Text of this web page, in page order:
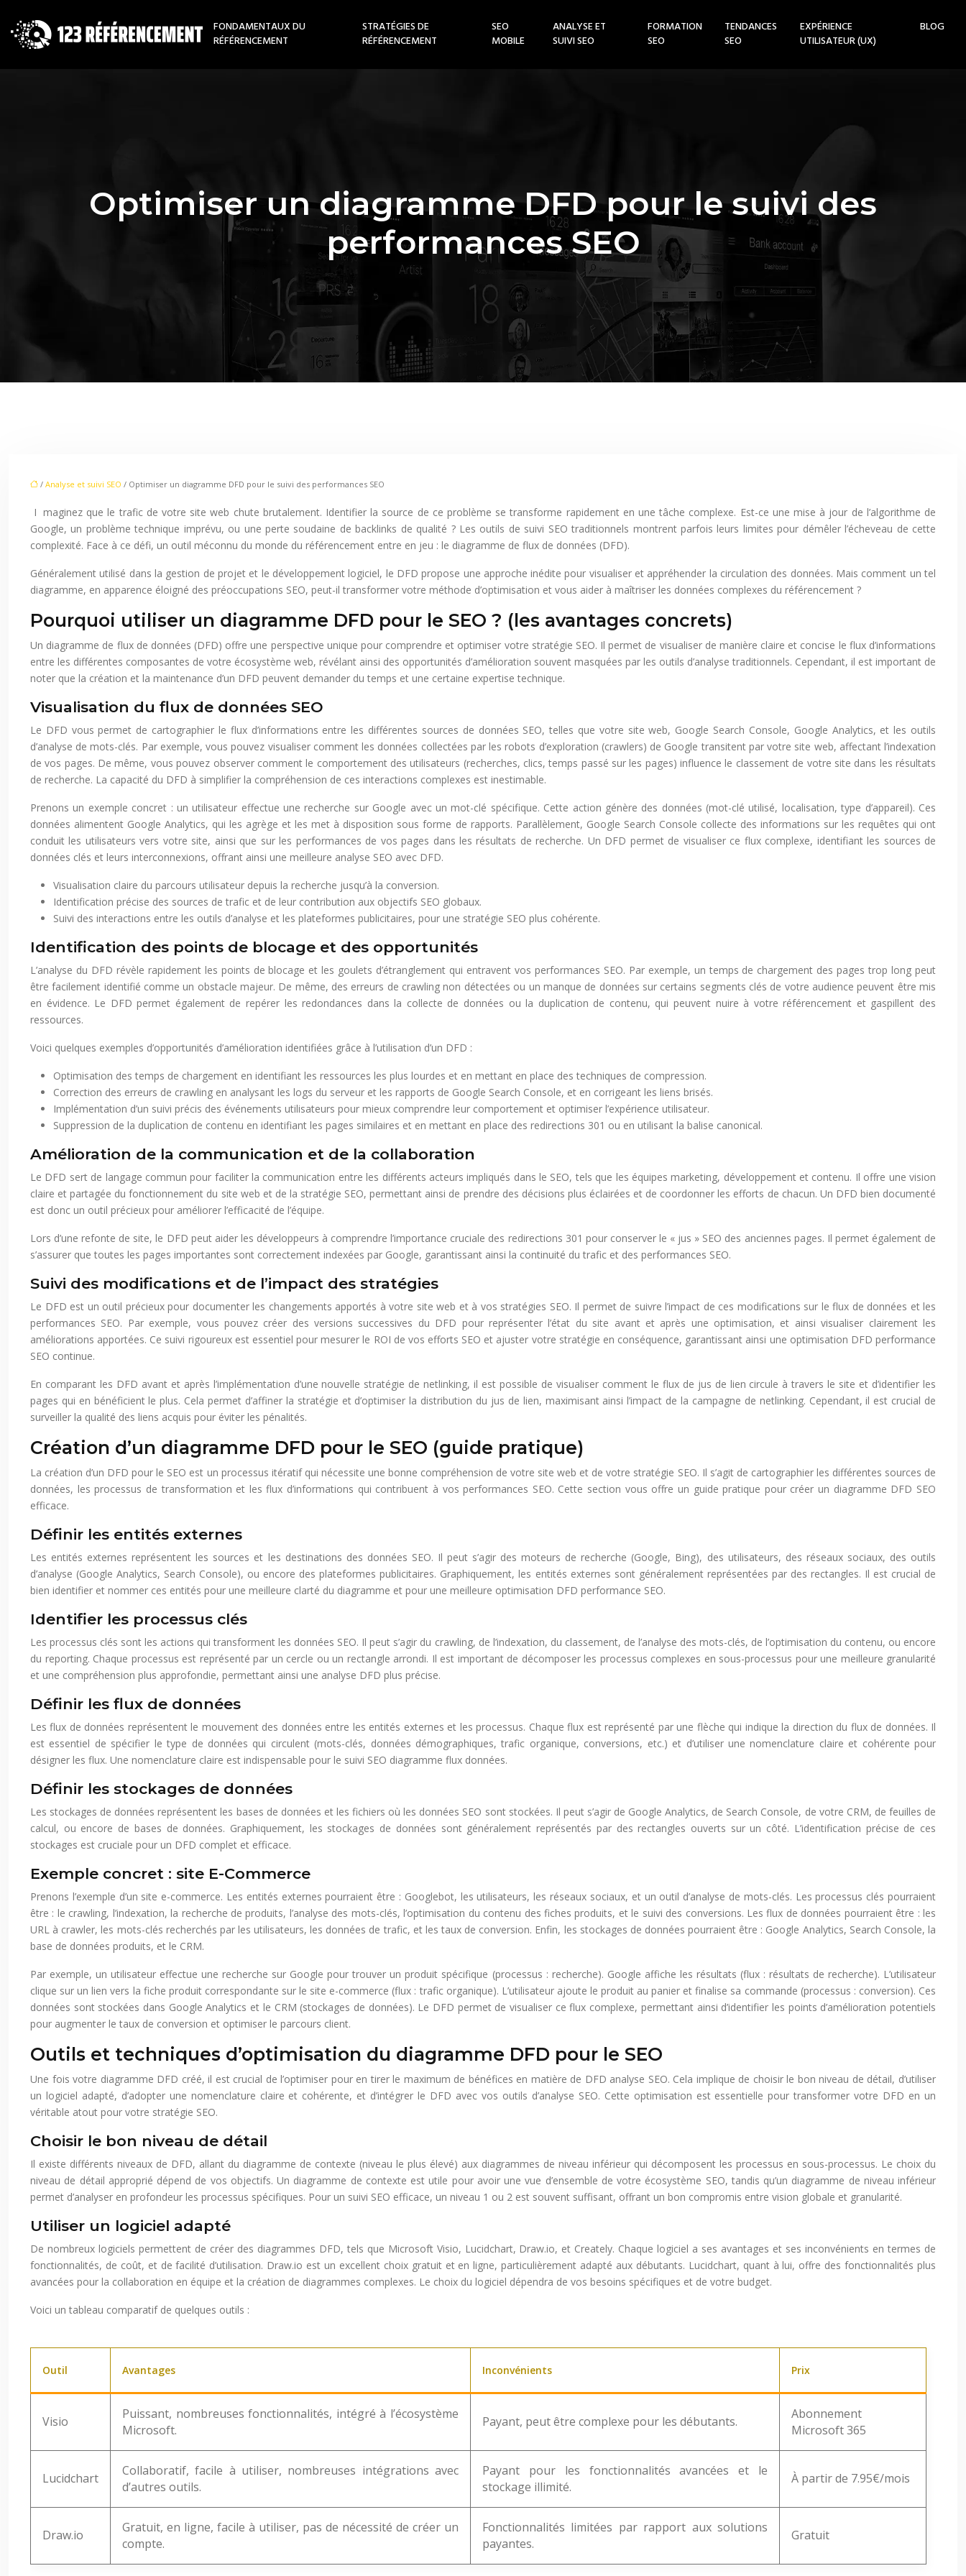
FONDAMENTAUX DU
RÉFÉRENCEMENT
STRATÉGIES DE
RÉFÉRENCEMENT
SEO
MOBILE
ANALYSE ET
SUIVI SEO
FORMATION
SEO
TENDANCES
SEO
EXPÉRIENCE
UTILISATEUR (UX)
BLOG
Optimiser un diagramme DFD pour le suivi des
performances SEO
/ Analyse et suivi SEO / Optimiser un diagramme DFD pour le suivi des performances SEO
Imaginez que le trafic de votre site web chute brutalement. Identifier la source de ce problème se transforme rapidement en une tâche complexe. Est-ce une mise à jour de l’algorithme de
Google, un problème technique imprévu, ou une perte soudaine de backlinks de qualité ? Les outils de suivi SEO traditionnels montrent parfois leurs limites pour démêler l’écheveau de cette
complexité. Face à ce défi, un outil méconnu du monde du référencement entre en jeu : le diagramme de flux de données (DFD).
Généralement utilisé dans la gestion de projet et le développement logiciel, le DFD propose une approche inédite pour visualiser et appréhender la circulation des données. Mais comment un tel
diagramme, en apparence éloigné des préoccupations SEO, peut-il transformer votre méthode d’optimisation et vous aider à maîtriser les données complexes du référencement ?
Pourquoi utiliser un diagramme DFD pour le SEO ? (les avantages concrets)
Un diagramme de flux de données (DFD) offre une perspective unique pour comprendre et optimiser votre stratégie SEO. Il permet de visualiser de manière claire et concise le flux d’informations
entre les différentes composantes de votre écosystème web, révélant ainsi des opportunités d’amélioration souvent masquées par les outils d’analyse traditionnels. Cependant, il est important de
noter que la création et la maintenance d’un DFD peuvent demander du temps et une certaine expertise technique.
Visualisation du flux de données SEO
Le DFD vous permet de cartographier le flux d’informations entre les différentes sources de données SEO, telles que votre site web, Google Search Console, Google Analytics, et les outils
d’analyse de mots-clés. Par exemple, vous pouvez visualiser comment les données collectées par les robots d’exploration (crawlers) de Google transitent par votre site web, affectant l’indexation
de vos pages. De même, vous pouvez observer comment le comportement des utilisateurs (recherches, clics, temps passé sur les pages) influence le classement de votre site dans les résultats
de recherche. La capacité du DFD à simplifier la compréhension de ces interactions complexes est inestimable.
Prenons un exemple concret : un utilisateur effectue une recherche sur Google avec un mot-clé spécifique. Cette action génère des données (mot-clé utilisé, localisation, type d’appareil). Ces
données alimentent Google Analytics, qui les agrège et les met à disposition sous forme de rapports. Parallèlement, Google Search Console collecte des informations sur les requêtes qui ont
conduit les utilisateurs vers votre site, ainsi que sur les performances de vos pages dans les résultats de recherche. Un DFD permet de visualiser ce flux complexe, identifiant les sources de
données clés et leurs interconnexions, offrant ainsi une meilleure analyse SEO avec DFD.
Visualisation claire du parcours utilisateur depuis la recherche jusqu’à la conversion.
Identification précise des sources de trafic et de leur contribution aux objectifs SEO globaux.
Suivi des interactions entre les outils d’analyse et les plateformes publicitaires, pour une stratégie SEO plus cohérente.
Identification des points de blocage et des opportunités
L’analyse du DFD révèle rapidement les points de blocage et les goulets d’étranglement qui entravent vos performances SEO. Par exemple, un temps de chargement des pages trop long peut
être facilement identifié comme un obstacle majeur. De même, des erreurs de crawling non détectées ou un manque de données sur certains segments clés de votre audience peuvent être mis
en évidence. Le DFD permet également de repérer les redondances dans la collecte de données ou la duplication de contenu, qui peuvent nuire à votre référencement et gaspillent des
ressources.
Voici quelques exemples d’opportunités d’amélioration identifiées grâce à l’utilisation d’un DFD :
Optimisation des temps de chargement en identifiant les ressources les plus lourdes et en mettant en place des techniques de compression.
Correction des erreurs de crawling en analysant les logs du serveur et les rapports de Google Search Console, et en corrigeant les liens brisés.
Implémentation d’un suivi précis des événements utilisateurs pour mieux comprendre leur comportement et optimiser l’expérience utilisateur.
Suppression de la duplication de contenu en identifiant les pages similaires et en mettant en place des redirections 301 ou en utilisant la balise canonical.
Amélioration de la communication et de la collaboration
Le DFD sert de langage commun pour faciliter la communication entre les différents acteurs impliqués dans le SEO, tels que les équipes marketing, développement et contenu. Il offre une vision
claire et partagée du fonctionnement du site web et de la stratégie SEO, permettant ainsi de prendre des décisions plus éclairées et de coordonner les efforts de chacun. Un DFD bien documenté
est donc un outil précieux pour améliorer l’efficacité de l’équipe.
Lors d’une refonte de site, le DFD peut aider les développeurs à comprendre l’importance cruciale des redirections 301 pour conserver le « jus » SEO des anciennes pages. Il permet également de
s’assurer que toutes les pages importantes sont correctement indexées par Google, garantissant ainsi la continuité du trafic et des performances SEO.
Suivi des modifications et de l’impact des stratégies
Le DFD est un outil précieux pour documenter les changements apportés à votre site web et à vos stratégies SEO. Il permet de suivre l’impact de ces modifications sur le flux de données et les
performances SEO. Par exemple, vous pouvez créer des versions successives du DFD pour représenter l’état du site avant et après une optimisation, et ainsi visualiser clairement les
améliorations apportées. Ce suivi rigoureux est essentiel pour mesurer le ROI de vos efforts SEO et ajuster votre stratégie en conséquence, garantissant ainsi une optimisation DFD performance
SEO continue.
En comparant les DFD avant et après l’implémentation d’une nouvelle stratégie de netlinking, il est possible de visualiser comment le flux de jus de lien circule à travers le site et d’identifier les
pages qui en bénéficient le plus. Cela permet d’affiner la stratégie et d’optimiser la distribution du jus de lien, maximisant ainsi l’impact de la campagne de netlinking. Cependant, il est crucial de
surveiller la qualité des liens acquis pour éviter les pénalités.
Création d’un diagramme DFD pour le SEO (guide pratique)
La création d’un DFD pour le SEO est un processus itératif qui nécessite une bonne compréhension de votre site web et de votre stratégie SEO. Il s’agit de cartographier les différentes sources de
données, les processus de transformation et les flux d’informations qui contribuent à vos performances SEO. Cette section vous offre un guide pratique pour créer un diagramme DFD SEO
efficace.
Définir les entités externes
Les entités externes représentent les sources et les destinations des données SEO. Il peut s’agir des moteurs de recherche (Google, Bing), des utilisateurs, des réseaux sociaux, des outils
d’analyse (Google Analytics, Search Console), ou encore des plateformes publicitaires. Graphiquement, les entités externes sont généralement représentées par des rectangles. Il est crucial de
bien identifier et nommer ces entités pour une meilleure clarté du diagramme et pour une meilleure optimisation DFD performance SEO.
Identifier les processus clés
Les processus clés sont les actions qui transforment les données SEO. Il peut s’agir du crawling, de l’indexation, du classement, de l’analyse des mots-clés, de l’optimisation du contenu, ou encore
du reporting. Chaque processus est représenté par un cercle ou un rectangle arrondi. Il est important de décomposer les processus complexes en sous-processus pour une meilleure granularité
et une compréhension plus approfondie, permettant ainsi une analyse DFD plus précise.
Définir les flux de données
Les flux de données représentent le mouvement des données entre les entités externes et les processus. Chaque flux est représenté par une flèche qui indique la direction du flux de données. Il
est essentiel de spécifier le type de données qui circulent (mots-clés, données démographiques, trafic organique, conversions, etc.) et d’utiliser une nomenclature claire et cohérente pour
désigner les flux. Une nomenclature claire est indispensable pour le suivi SEO diagramme flux données.
Définir les stockages de données
Les stockages de données représentent les bases de données et les fichiers où les données SEO sont stockées. Il peut s’agir de Google Analytics, de Search Console, de votre CRM, de feuilles de
calcul, ou encore de bases de données. Graphiquement, les stockages de données sont généralement représentés par des rectangles ouverts sur un côté. L’identification précise de ces
stockages est cruciale pour un DFD complet et efficace.
Exemple concret : site E-Commerce
Prenons l’exemple d’un site e-commerce. Les entités externes pourraient être : Googlebot, les utilisateurs, les réseaux sociaux, et un outil d’analyse de mots-clés. Les processus clés pourraient
être : le crawling, l’indexation, la recherche de produits, l’analyse des mots-clés, l’optimisation du contenu des fiches produits, et le suivi des conversions. Les flux de données pourraient être : les
URL à crawler, les mots-clés recherchés par les utilisateurs, les données de trafic, et les taux de conversion. Enfin, les stockages de données pourraient être : Google Analytics, Search Console, la
base de données produits, et le CRM.
Par exemple, un utilisateur effectue une recherche sur Google pour trouver un produit spécifique (processus : recherche). Google affiche les résultats (flux : résultats de recherche). L’utilisateur
clique sur un lien vers la fiche produit correspondante sur le site e-commerce (flux : trafic organique). L’utilisateur ajoute le produit au panier et finalise sa commande (processus : conversion). Ces
données sont stockées dans Google Analytics et le CRM (stockages de données). Le DFD permet de visualiser ce flux complexe, permettant ainsi d’identifier les points d’amélioration potentiels
pour augmenter le taux de conversion et optimiser le parcours client.
Outils et techniques d’optimisation du diagramme DFD pour le SEO
Une fois votre diagramme DFD créé, il est crucial de l’optimiser pour en tirer le maximum de bénéfices en matière de DFD analyse SEO. Cela implique de choisir le bon niveau de détail, d’utiliser
un logiciel adapté, d’adopter une nomenclature claire et cohérente, et d’intégrer le DFD avec vos outils d’analyse SEO. Cette optimisation est essentielle pour transformer votre DFD en un
véritable atout pour votre stratégie SEO.
Choisir le bon niveau de détail
Il existe différents niveaux de DFD, allant du diagramme de contexte (niveau le plus élevé) aux diagrammes de niveau inférieur qui décomposent les processus en sous-processus. Le choix du
niveau de détail approprié dépend de vos objectifs. Un diagramme de contexte est utile pour avoir une vue d’ensemble de votre écosystème SEO, tandis qu’un diagramme de niveau inférieur
permet d’analyser en profondeur les processus spécifiques. Pour un suivi SEO efficace, un niveau 1 ou 2 est souvent suffisant, offrant un bon compromis entre vision globale et granularité.
Utiliser un logiciel adapté
De nombreux logiciels permettent de créer des diagrammes DFD, tels que Microsoft Visio, Lucidchart, Draw.io, et Creately. Chaque logiciel a ses avantages et ses inconvénients en termes de
fonctionnalités, de coût, et de facilité d’utilisation. Draw.io est un excellent choix gratuit et en ligne, particulièrement adapté aux débutants. Lucidchart, quant à lui, offre des fonctionnalités plus
avancées pour la collaboration en équipe et la création de diagrammes complexes. Le choix du logiciel dépendra de vos besoins spécifiques et de votre budget.
Voici un tableau comparatif de quelques outils :
Outil Avantages Inconvénients Prix
Visio
Puissant, nombreuses fonctionnalités, intégré à l’écosystème
Microsoft.
Payant, peut être complexe pour les débutants.
Abonnement
Microsoft 365
Lucidchart
Collaboratif, facile à utiliser, nombreuses intégrations avec
d’autres outils.
Payant pour les fonctionnalités avancées et le
stockage illimité.
À partir de 7.95€/mois
Draw.io
Gratuit, en ligne, facile à utiliser, pas de nécessité de créer un
compte.
Fonctionnalités limitées par rapport aux solutions
payantes.
Gratuit